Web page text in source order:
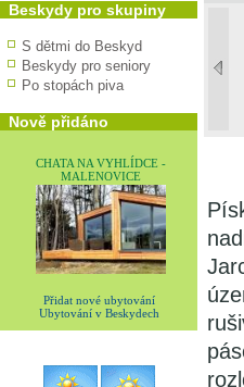
Beskydy pro skupiny
S dětmi do Beskyd
Beskydy pro seniory
Po stopách piva
Nově přidáno
CHATA NA VYHLÍDCE -
MALENOVICE
Přidat nové ubytování
Ubytování v Beskydech